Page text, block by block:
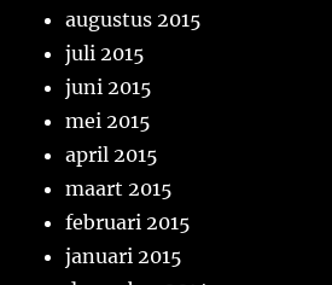
augustus 2015
juli 2015
juni 2015
mei 2015
april 2015
maart 2015
februari 2015
januari 2015